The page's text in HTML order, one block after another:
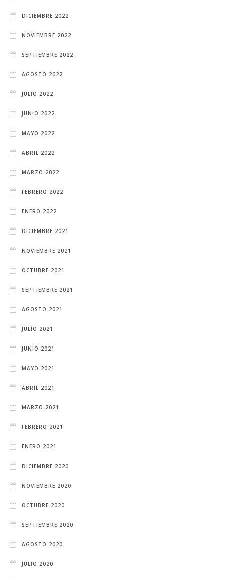
DICIEMBRE 2022
NOVIEMBRE 2022
SEPTIEMBRE 2022
AGOSTO 2022
JULIO 2022
JUNIO 2022
MAYO 2022
ABRIL 2022
MARZO 2022
FEBRERO 2022
ENERO 2022
DICIEMBRE 2021
NOVIEMBRE 2021
OCTUBRE 2021
SEPTIEMBRE 2021
AGOSTO 2021
JULIO 2021
JUNIO 2021
MAYO 2021
ABRIL 2021
MARZO 2021
FEBRERO 2021
ENERO 2021
DICIEMBRE 2020
NOVIEMBRE 2020
OCTUBRE 2020
SEPTIEMBRE 2020
AGOSTO 2020
JULIO 2020